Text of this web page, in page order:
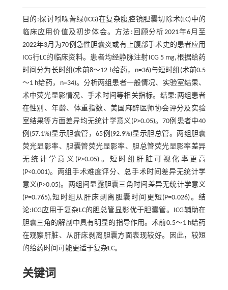
目的:探讨吲哚菁绿(ICG)在复杂腹腔镜胆囊切除术(LC)中的
临床应用价值及初步体会。方法:回顾分析2021年6月至
2022年3月为70例急性胆囊炎或有上腹部手术史的患者应用
ICG行LC的临床资料。患者均经静脉注射ICG 5 mg,根据给药
时间分为长时组(术前8～12 h给药，n=36)与短时组(术前0.5
～1 h给药，n=34)。分析两组患者一般情况、实验室结果、
术中荧光显影情况、手术时间等相关指标。结果:两组患者
在性别、年龄、体重指数、美国麻醉医师协会评分及实验
室结果等方面差异均无统计学意义(P>0.05)。70例患者中40
例(57.1%)显示胆囊管，65例(92.9%)显示胆总管。两组胆囊
荧光显影率、胆囊管荧光显影率、胆总管荧光显影率差异
无统计学意义(P>0.05)。短时组肝脏可视化率更高
(P<0.001)。两组手术难度评分、总手术时间差异无统计学
意义(P>0.05)。两组间显露胆囊三角时间差异无统计学意义
(P=0.765),短时组从肝床剥离胆囊时间更短(P=0.026)。结
论:ICG应用于复杂LC的胆总管显影优于胆囊管。ICG辅助在
胆囊三角的解剖中具有明显的指导作用。术前0.5～1 h给药
在观察肝脏、从肝床剥离胆囊方面表现较好。因此，较短
的给药时间可能更适于复杂LC。
关键词